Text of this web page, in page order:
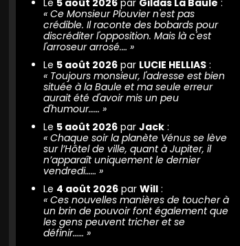
Le 5 août 2026 par Gildas La Baule :
« Ce Monsieur Plouvier n'est pas
crédible. Il raconte des bobards pour
discréditer l'opposition. Mais là c'est
l'arroseur arrosé.… »
Le 5 août 2026 par LUCIE HELLIAS :
« Toujours monsieur, l'adresse est bien
située à la Baule et ma seule erreur
aurait été d'avoir mis un peu
d'humour…… »
Le 5 août 2026 par Jack :
« Chaque soir la planète Vénus se lève
sur l’Hôtel de ville, quant à Jupiter, il
n’apparaît uniquement le dernier
vendredi…… »
Le 4 août 2026 par Will :
« Ces nouvelles manières de toucher à
un brin de pouvoir font également que
les gens peuvent tricher et se
définir…… »